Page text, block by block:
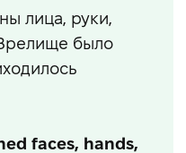
лица, руки,
было
faces, hands,